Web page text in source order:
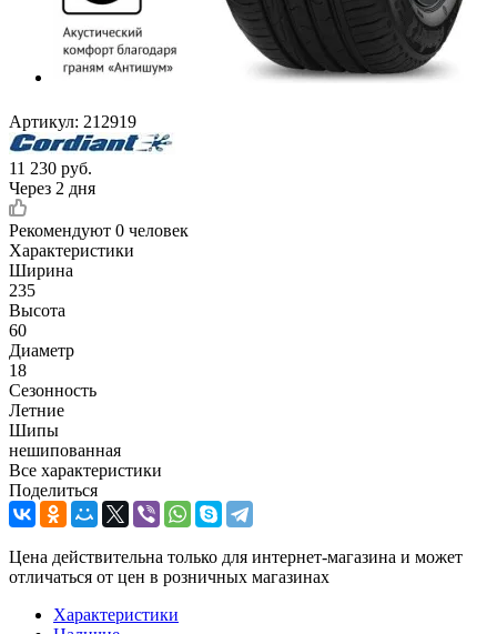
Артикул: 212919
11 230 руб.
Через 2 дня
Рекомендуют 0 человек
Характеристики
Ширина
235
Высота
60
Диаметр
18
Сезонность
Летние
Шипы
нешипованная
Все характеристики
Поделиться
Цена действительна только для интернет-магазина и может
отличаться от цен в розничных магазинах
Характеристики